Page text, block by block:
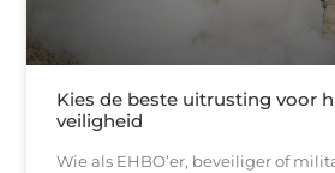
Kies de beste uitrusting voor
veiligheid
Wie als EHBO’er, beveiliger of